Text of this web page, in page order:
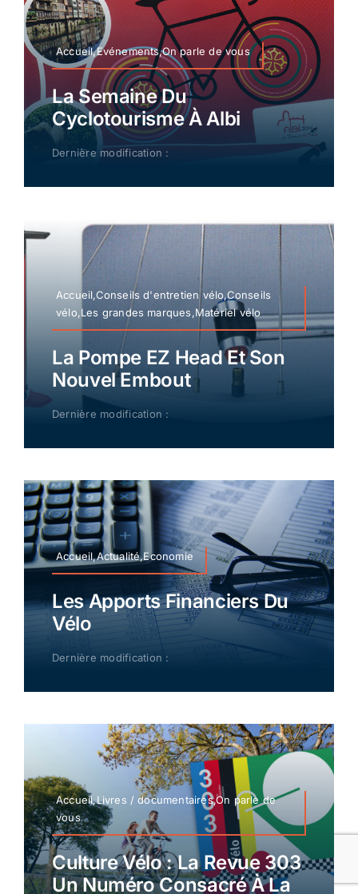
Accueil,Evénements,On parle de vous
La Semaine Du
Cyclotourisme À Albi
Dernière modification :
Accueil,Conseils d'entretien vélo,Conseils
vélo,Les grandes marques,Matériel vélo
La Pompe EZ Head Et Son
Nouvel Embout
Dernière modification :
Accueil,Actualité,Economie
Les Apports Financiers Du
Vélo
Dernière modification :
Accueil,Livres / documentaires,On parle de
vous
Culture Vélo : La Revue 303
Un Numéro Consacré À La